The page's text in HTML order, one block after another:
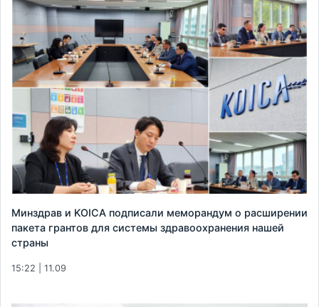
Минздрав и KOICA подписали меморандум о расширении
пакета грантов для системы здравоохранения нашей
страны
15:22 | 11.09